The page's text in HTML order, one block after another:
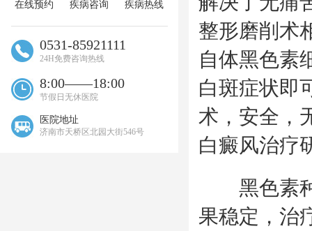
在线预约 疾病咨询 疾病热线
0531-85921111
24H免费咨询热线
8:00——18:00
节假日无休医院
医院地址
济南市天桥区北园大街546号
整形磨削术
自体黑色素
白斑症状即
术，安全，
白癜风治疗
黑色素种
果稳定，治